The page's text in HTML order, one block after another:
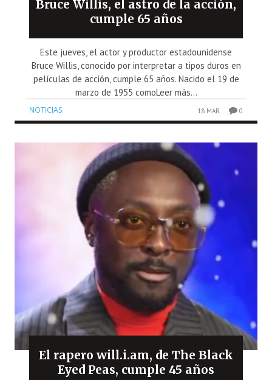
Bruce Willis, el astro de la acción,
cumple 65 años
Este jueves, el actor y productor estadounidense
Bruce Willis, conocido por interpretar a tipos duros en
películas de acción, cumple 65 años. Nacido el 19 de
marzo de 1955 comoLeer más...
NOTICIAS 18 MAR 0
El rapero will.i.am, de The Black
Eyed Peas, cumple 45 años